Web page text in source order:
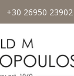
+30 26950 23902